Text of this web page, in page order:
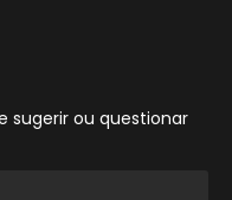
sugerir ou questionar